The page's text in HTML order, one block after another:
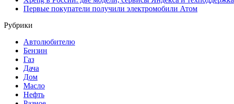
Первые покупатели получили электромобили Атом
Рубрики
Автолюбителю
Бензин
Газ
Дача
Дом
Масло
Нефть